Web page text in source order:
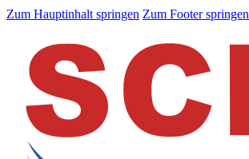
Zum Hauptinhalt springen Zum Footer springen